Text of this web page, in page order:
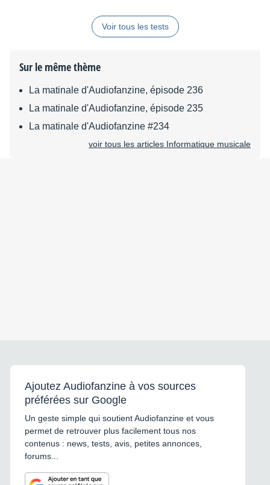
Voir tous les tests
Sur le même thème
La matinale d'Audiofanzine, épisode 236
La matinale d'Audiofanzine, épisode 235
La matinale d'Audiofanzine #234
voir tous les articles Informatique musicale
Ajoutez Audiofanzine à vos sources
préférées sur Google
Un geste simple qui soutient Audiofanzine et vous
permet de retrouver plus facilement tous nos
contenus : news, tests, avis, petites annonces,
forums...